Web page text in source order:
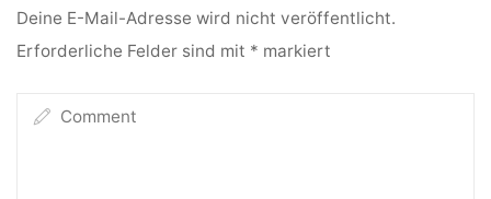
Deine E-Mail-Adresse wird nicht veröffentlicht.
Erforderliche Felder sind mit * markiert